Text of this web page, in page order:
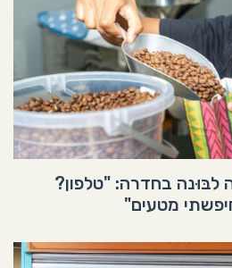
לבּוּנה בחדרה: "טלפון?
מטעים"